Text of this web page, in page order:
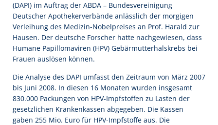
(DAPI) im Auftrag der ABDA – Bundesvereinigung
Deutscher Apothekerverbände anlässlich der morgigen
Verleihung des Medizin-Nobelpreises an Prof. Harald zur
Hausen. Der deutsche Forscher hatte nachgewiesen, dass
Humane Papillomaviren (HPV) Gebärmutterhalskrebs bei
Frauen auslösen können.
Die Analyse des DAPI umfasst den Zeitraum von März 2007
bis Juni 2008. In diesen 16 Monaten wurden insgesamt
830.000 Packungen von HPV-Impfstoffen zu Lasten der
gesetzlichen Krankenkassen abgegeben. Die Kassen
gaben 255 Mio. Euro für HPV-Impfstoffe aus. Die